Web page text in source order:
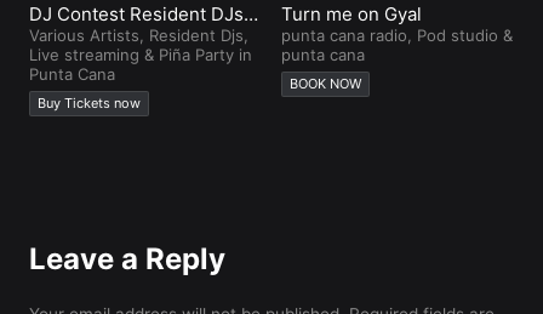
DJ Contest Resident DJs
in Punta Cana
Various Artists Resident Djs
Live streaming & Piña Party in
Punta Cana
Buy Tickets now
Turn me on Gyal
punta cana radio Pod studio &
punta cana
BOOK NOW
Leave a Reply